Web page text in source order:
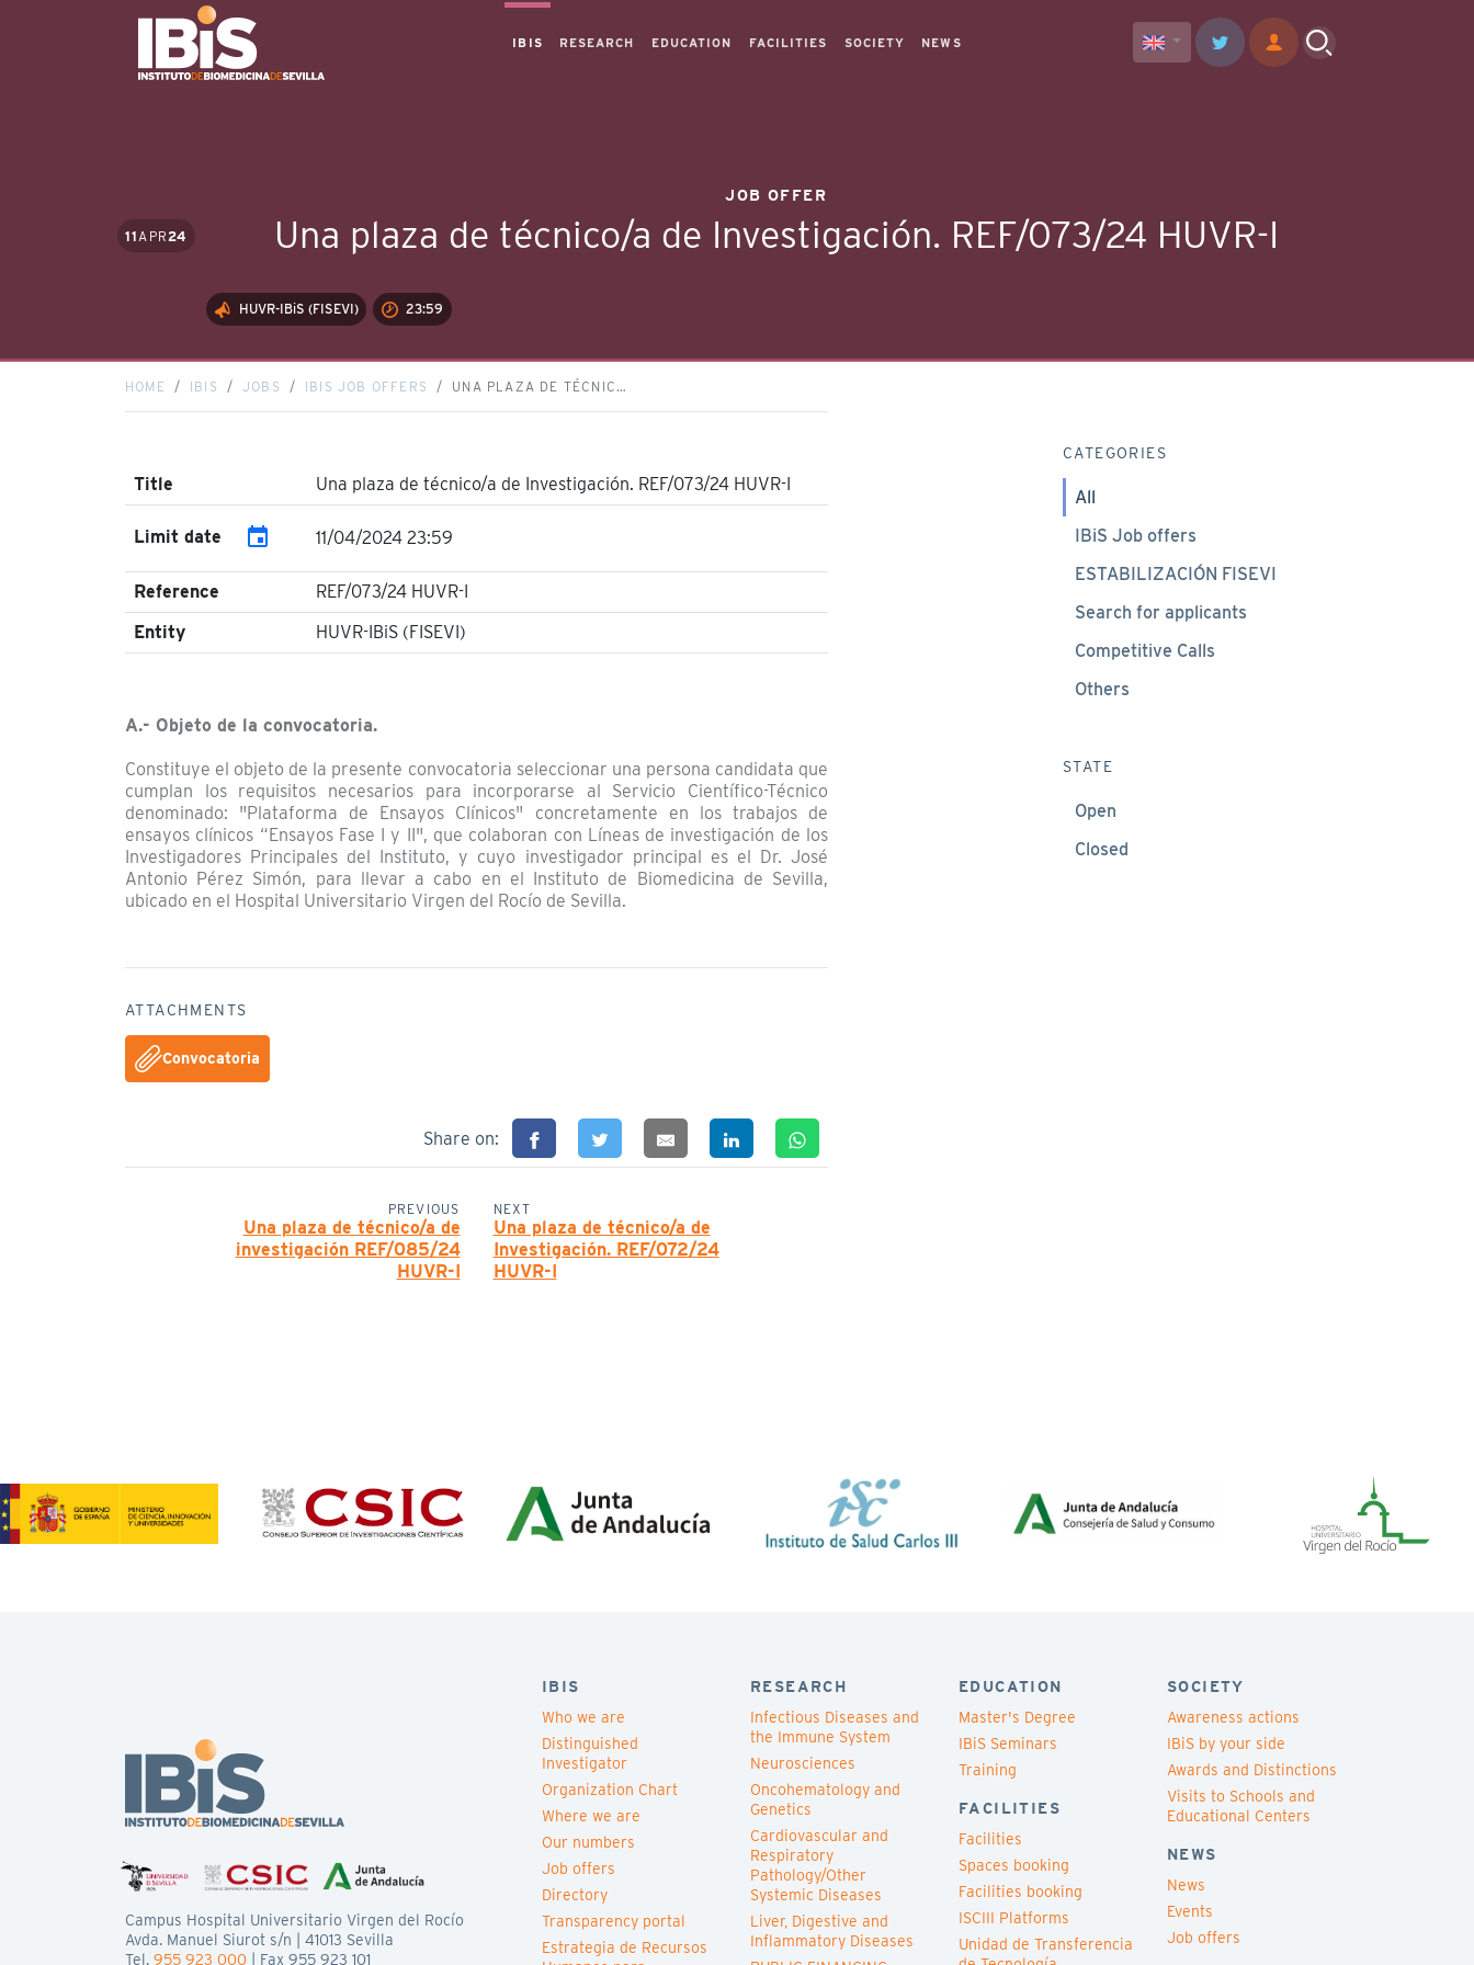
IBIS RESEARCH EDUCATION FACILITIES SOCIETY NEWS
11 APR 24
JOB OFFER
Una plaza de técnico/a de Investigación. REF/073/24 HUVR-I
HUVR-IBiS (FISEVI) 23:59
HOME IBIS JOBS IBIS JOB OFFERS UNA PLAZA DE TÉCNIC…
Title Una plaza de técnico/a de Investigación. REF/073/24 HUVR-I
Limit date event 11/04/2024 23:59
Reference
REF/073/24 HUVR-I
Entity
HUVR-IBiS (FISEVI)
A.- Objeto de la convocatoria.
Constituye el objeto de la presente convocatoria seleccionar una persona candidata que
cumplan los requisitos necesarios para incorporarse al Servicio Científico-Técnico
denominado: "Plataforma de Ensayos Clínicos" concretamente en los trabajos de
ensayos clínicos “Ensayos Fase I y II", que colaboran con Líneas de investigación de los
Investigadores Principales del Instituto, y cuyo investigador principal es el Dr. José
Antonio Pérez Simón, para llevar a cabo en el Instituto de Biomedicina de Sevilla,
ubicado en el Hospital Universitario Virgen del Rocío de Sevilla.
ATTACHMENTS
Convocatoria
Share on:
PREVIOUS
Una plaza de técnico/a de
investigación REF/085/24
HUVR-I
NEXT
Una plaza de técnico/a de
Investigación. REF/072/24
HUVR-I
CATEGORIES
All
IBiS Job offers
ESTABILIZACIÓN FISEVI
Search for applicants
Competitive Calls
Others
STATE
Open
Closed
Campus Hospital Universitario Virgen del Rocío
Avda. Manuel Siurot s/n | 41013 Sevilla
Tel. 955 923 000 | Fax 955 923 101
IBIS
Who we are
Distinguished
Investigator
Organization Chart
Where we are
Our numbers
Job offers
Directory
Transparency portal
Estrategia de Recursos
RESEARCH
Infectious Diseases and
the Immune System
Neurosciences
Oncohematology and
Genetics
Cardiovascular and
Respiratory
Pathology/Other
Systemic Diseases
Liver, Digestive and
Inflammatory Diseases
EDUCATION
Master's Degree
IBiS Seminars
Training
FACILITIES
Facilities
Spaces booking
Facilities booking
ISCIII Platforms
Unidad de Transferencia
SOCIETY
Awareness actions
IBiS by your side
Awards and Distinctions
Visits to Schools and
Educational Centers
NEWS
News
Events
Job offers